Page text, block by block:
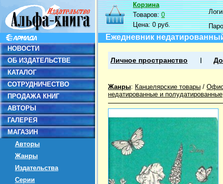
НОВОСТИ
ОБ ИЗДАТЕЛЬСТВЕ
КАТАЛОГ
СОТРУДНИЧЕСТВО
ПРОДАЖА КНИГ
АВТОРЫ
ГАЛЕРЕЯ
МАГАЗИН
Авторы
Жанры
Издательства
Серии
Корзина
Товаров:0
Цена:0 руб.
Ежедневник
Личное пространство
Жанры: Канцелярские товары /
недатированные и полудатированные